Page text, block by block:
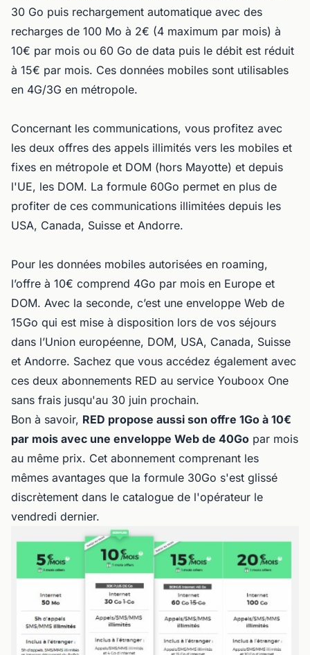
30 Go puis rechargement automatique avec des
recharges de 100 Mo à 2€ (4 maximum par mois) à
10€ par mois ou 60 Go de data puis le débit est réduit
à 15€ par mois. Ces données mobiles sont utilisables
en 4G/3G en métropole.
Concernant les communications, vous profitez avec
les deux offres des appels illimités vers les mobiles et
fixes en métropole et DOM (hors Mayotte) et depuis
l'UE, les DOM. La formule 60Go permet en plus de
profiter de ces communications illimitées depuis les
USA, Canada, Suisse et Andorre.
Pour les données mobiles autorisées en roaming,
l’offre à 10€ comprend 4Go par mois en Europe et
DOM. Avec la seconde, c’est une enveloppe Web de
15Go qui est mise à disposition lors de vos séjours
dans l’Union européenne, DOM, USA, Canada, Suisse
et Andorre. Sachez que vous accédez également avec
ces deux abonnements RED au service Youboox One
sans frais jusqu'au 30 juin prochain.
Bon à savoir, RED propose aussi son offre 1Go à 10€
par mois avec une enveloppe Web de 40Go par mois
au même prix. Cet abonnement comprenant les
mêmes avantages que la formule 30Go s'est glissé
discrètement dans le catalogue de l'opérateur le
vendredi dernier.